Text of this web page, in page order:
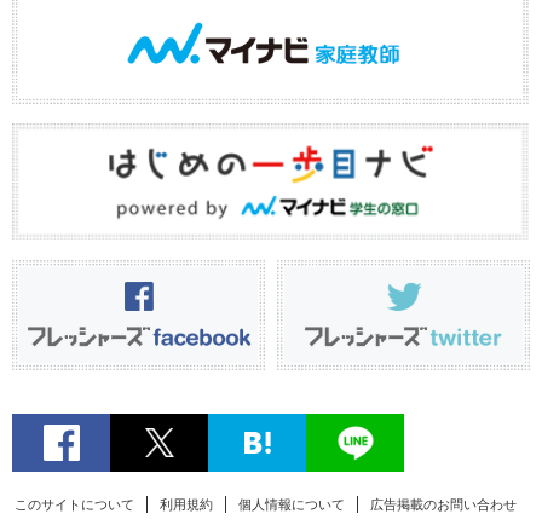
このサイトについて 利用規約 個人情報について 広告掲載のお問い合わせ